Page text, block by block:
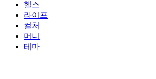
헬스
라이프
컬처
머니
테마